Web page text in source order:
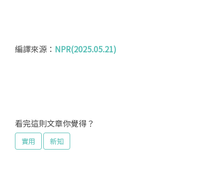
編譯來源： NPR(2025.05.21)
看完這則文章你覺得？
實用 新知